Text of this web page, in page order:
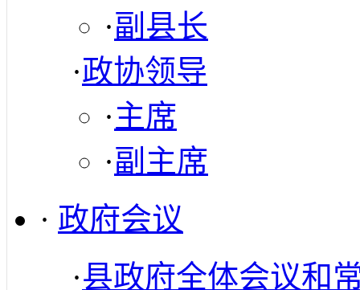
·副县长
·政协领导
·主席
·副主席
· 政府会议
·县政府全体会议和